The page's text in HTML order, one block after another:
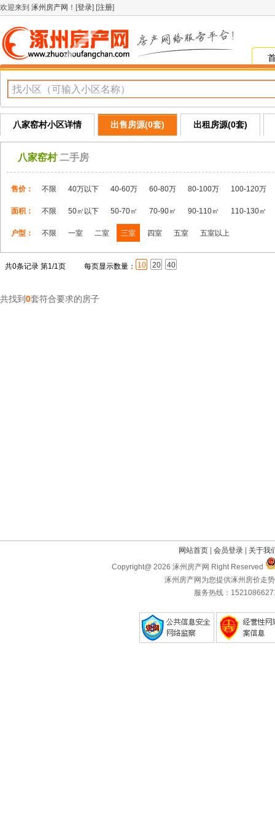
欢迎来到 涿州房产网 ！[登录] [注册]
八家窑村小区详情 出售房源(0套) 出租房源(0套)
八家窑村 二手房
售价： 不限 40万以下 40-60万 60-80万 80-100万 100-120万
面积： 不限 50㎡以下 50-70㎡ 70-90㎡ 90-110㎡ 110-130㎡
户型： 不限 一室 二室 三室 四室 五室 五室以上
共0条记录 第1/1页 每页显示数量： 10 20 40
共找到 0套符合要求的房子
网站首页 会员登录
关于我
Copyright@ 2026 涿州房产网 Right Reserved
涿州房产网为您提供涿州房价走
服务热线：